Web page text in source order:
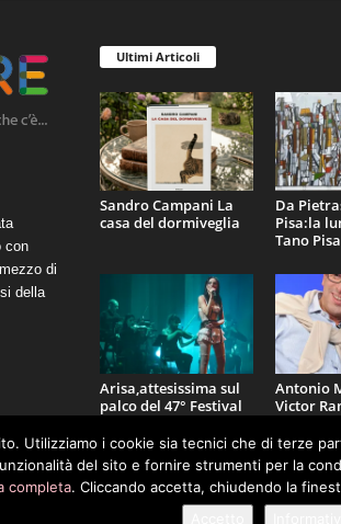
con
di
della
Ultimi Articoli
Sandro Campani La
casa del dormiveglia
Da
Pisa:la
Tano
Arisa,attesissima sul
palco del 47° Festival
Antonio
Victor
Utilizziamo i cookie sia tecnici che di terze
del sito e fornire strumenti per la
completa. Cliccando accetta, chiudendo la